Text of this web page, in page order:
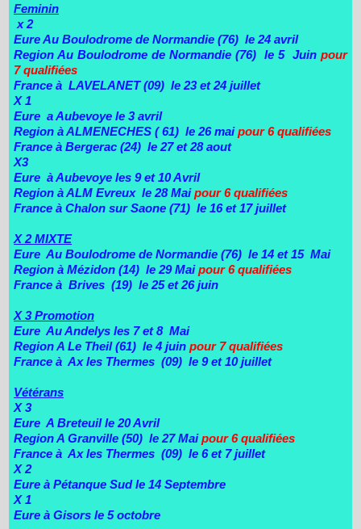
Feminin
x 2
Eure Au Boulodrome de Normandie (76) le 24 avril
Region Au Boulodrome de Normandie (76) le 5 Juin pour
7 qualifiées
France à LAVELANET (09) le 23 et 24 juillet
X 1
Eure a Aubevoye le 3 avril
Region à ALMENECHES ( 61) le 26 maipour 6 qualifiées
France à Bergerac (24) le 27 et 28 aout
X3
Eure à Aubevoye les 9 et 10 Avril
Region à ALM Evreux le 28 Maipour 6 qualifiées
France à Chalon sur Saone (71) le 16 et 17 juillet
X 2 MIXTE
Eure Au Boulodrome de Normandie (76) le 14 et 15 Mai
Region à Mézidon (14) le 29 Maipour 6 qualifiées
France à Brives (19) le 25 et 26 juin
X 3 Promotion
Eure Au Andelys les 7 et 8 Mai
Region A Le Theil (61) le 4 juin pour 7 qualifiées
France à Ax les Thermes (09) le 9 et 10 juillet
Vétérans
X 3
Eure A Breteuil le 20 Avril
Region A Granville (50) le 27 Maipour 6 qualifiées
France à Ax les Thermes (09) le 6 et 7 juillet
X 2
Eure à Pétanque Sud le 14 Septembre
X 1
Eure à Gisors le 5 octobre